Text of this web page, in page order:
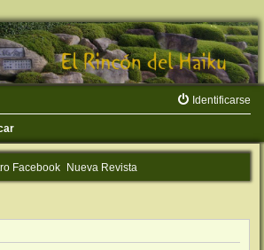
Identificarse
Facebook Nueva Revista